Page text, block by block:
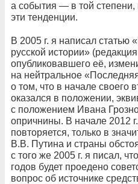
а события — в той степени,
эти тенденции.
В 2005 г. я написал статью
русской истории»
опубликовавшего её,
на нейтральное
о том, что в начале своего
оказался в положении,
с положением Ивана
опричнины. В начале 2012
повторяется, только в
В.В. Путина и страны
с того же 2005 г. я писал,
годов будет проедено
вопрос об источнике